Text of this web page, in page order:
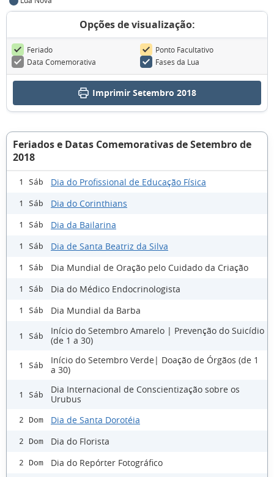
Opções de visualização:
Feriado
Ponto Facultativo
Data Comemorativa
Fases da Lua
Imprimir Setembro 2018
Feriados e Datas Comemorativas de Setembro de
2018
1 Sáb Dia do Profissional de Educação Física
1 Sáb Dia do Corinthians
1 Sáb Dia da Bailarina
1 Sáb Dia de Santa Beatriz da Silva
1 Sáb Dia Mundial de Oração pelo Cuidado da Criação
1 Sáb Dia do Médico Endocrinologista
1 Sáb Dia Mundial da Barba
1 Sáb
Início do Setembro Amarelo | Prevenção do Suicídio
(de 1 a 30)
1 Sáb
Início do Setembro Verde| Doação de Órgãos (de 1
a 30)
1 Sáb
Dia Internacional de Conscientização sobre os
Urubus
2 Dom Dia de Santa Dorotéia
2 Dom Dia do Florista
2 Dom Dia do Repórter Fotográfico